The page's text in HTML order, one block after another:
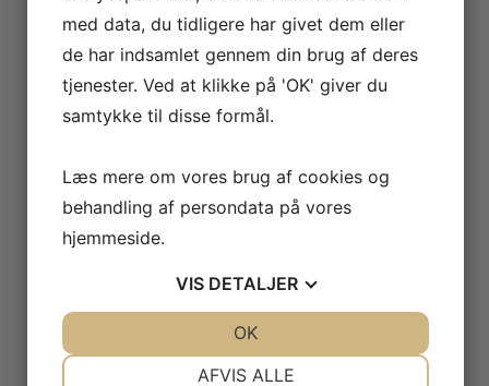
lige her. Her kan du opleve David Minerba tage
publikum med ind i sit liv som komiker og rapper med
ærlige og sjove fortællinger om […]
Læs mere
med data, du tidligere har givet dem eller
de har indsamlet gennem din brug af deres
tjenester. Ved at klikke på 'OK' giver du
samtykke til disse formål.
Læs mere om vores brug af cookies og
behandling af persondata på vores
hjemmeside.
VIS DETALJER
AFVIS ALLE
OK